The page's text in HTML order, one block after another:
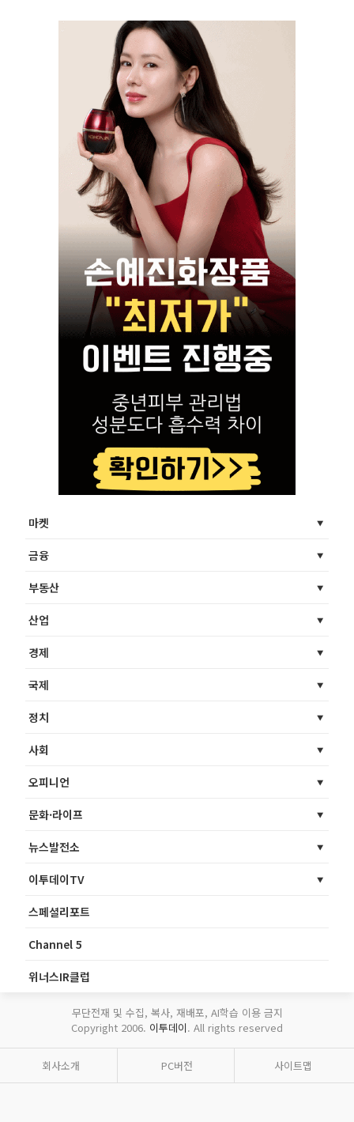
마켓
금융
부동산
산업
경제
국제
정치
사회
오피니언
문화·라이프
뉴스발전소
이투데이TV
스페셜리포트
Channel 5
위너스IR클럽
무단전재 및 수집, 복사, 재배포, AI학습 이용 금지
Copyright 2006. 이투데이. All rights reserved
회사소개 PC버전 사이트맵